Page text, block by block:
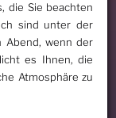
die Sie beachten
sind unter der
Abend, wenn der
es Ihnen, die
Atmosphäre zu